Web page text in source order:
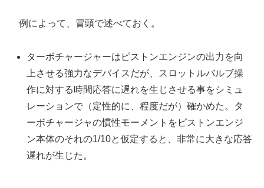
例によって、冒頭で述べておく。
ターボチャージャーはピストンエンジンの出力を向
上させる強力なデバイスだが、スロットルバルブ操
作に対する時間応答に遅れを生じさせる事をシミュ
レーションで（定性的に、程度だが）確かめた。タ
ーボチャージャの慣性モーメントをピストンエンジ
ン本体のそれの1/10と仮定すると、非常に大きな応答
遅れが生じた。